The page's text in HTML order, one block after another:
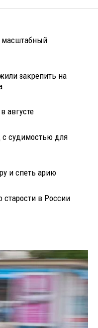
масштабный
закрепить на
августе
с судимостью для
и спеть арию
в России